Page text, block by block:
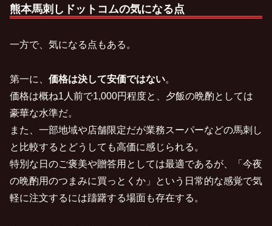
熊本馬刺しドットコムの気になる点
一方で、気になる点もある。
第一に、 価格は決して安価ではない。
価格は概ね1人前で1,000円程度と、夕飯の晩酌としては
豪華な水準だ。
また、一部地域や店舗限定だが業務スーパーなどの馬刺し
と比較するとどうしても高価に感じられる。
特別な日のご褒美や贈答用としては最適であるが、「今夜
の晩酌用のつまみに買っとくか」という日常的な感覚で気
軽に注文するには躊躇する場面も存在する。